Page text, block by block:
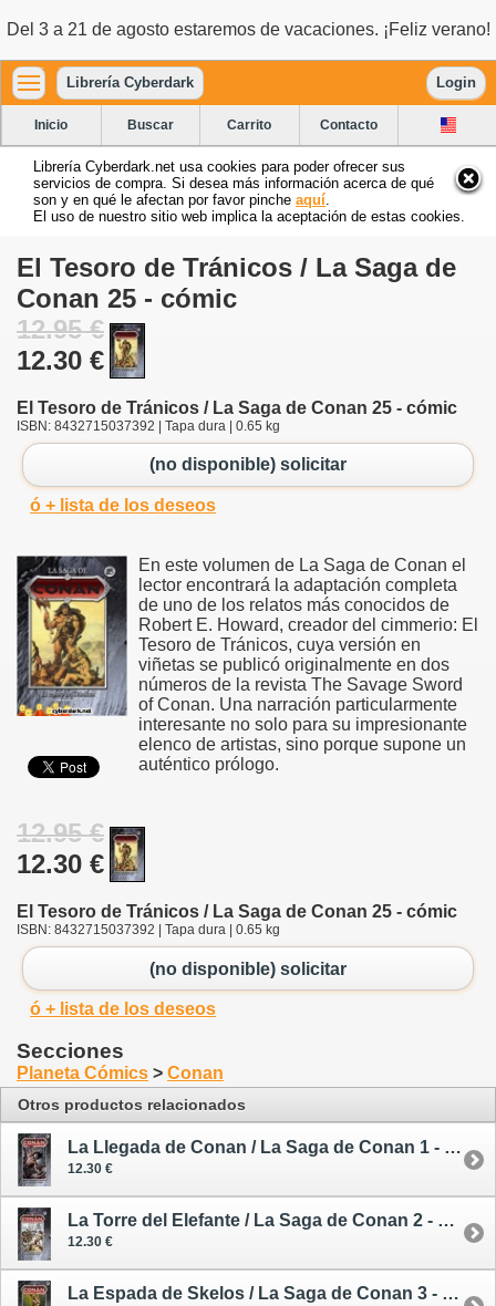
Del 3 a 21 de agosto estaremos de vacaciones. ¡Feliz verano!
Librería Cyberdark Login
Inicio Buscar Carrito Contacto
Librería Cyberdark.net usa cookies para poder ofrecer sus
servicios de compra. Si desea más información acerca de qué
son y en qué le afectan por favor pinche aquí
El uso de nuestro sitio web implica la aceptación de estas cookies.
El Tesoro de Tránicos / La Saga de
Conan 25 - cómic
12.95 €
12.30 €
El Tesoro de Tránicos / La Saga de Conan 25 - cómic
ISBN: 8432715037392 | Tapa dura | 0.65 kg
(no disponible) solicitar
ó + lista de los deseos
En este volumen de La Saga de Conan el
lector encontrará la adaptación completa
de uno de los relatos más conocidos de
Robert E. Howard, creador del cimmerio: El
Tesoro de Tránicos, cuya versión en
viñetas se publicó originalmente en dos
números de la revista The Savage Sword
of Conan. Una narración particularmente
interesante no solo para su impresionante
elenco de artistas, sino porque supone un
auténtico prólogo.
12.95 €
12.30 €
El Tesoro de Tránicos / La Saga de Conan 25 - cómic
ISBN: 8432715037392 | Tapa dura | 0.65 kg
(no disponible) solicitar
ó + lista de los deseos
Secciones
Planeta Cómics > Conan
Otros productos relacionados
La Llegada de Conan / La Saga de Conan 1 - cómic
12.30 €
La Torre del Elefante / La Saga de Conan 2 - cómic
12.30 €
La Espada de Skelos / La Saga de Conan 3 - cómic